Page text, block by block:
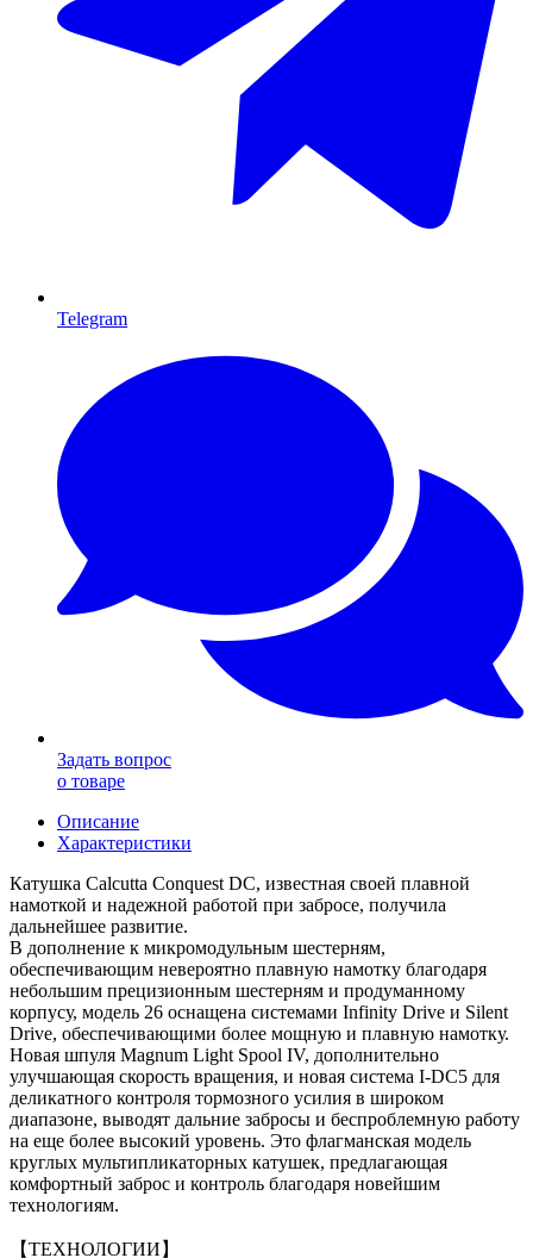
Telegram
Задать вопрос
о товаре
Описание
Характеристики
Катушка Calcutta Conquest DC, известная своей плавной
намоткой и надежной работой при забросе, получила
дальнейшее развитие.
В дополнение к микромодульным шестерням,
обеспечивающим невероятно плавную намотку благодаря
небольшим прецизионным шестерням и продуманному
корпусу, модель 26 оснащена системами Infinity Drive и Silent
Drive, обеспечивающими более мощную и плавную намотку.
Новая шпуля Magnum Light Spool IV, дополнительно
улучшающая скорость вращения, и новая система I-DC5 для
деликатного контроля тормозного усилия в широком
диапазоне, выводят дальние забросы и беспроблемную работу
на еще более высокий уровень. Это флагманская модель
круглых мультипликаторных катушек, предлагающая
комфортный заброс и контроль благодаря новейшим
технологиям.
【ТЕХНОЛОГИИ】